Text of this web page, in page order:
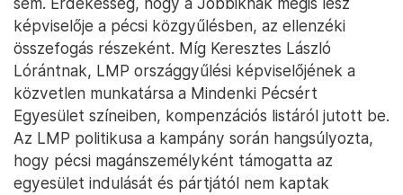
képviselője a pécsi közgyűlésben, az ellenzéki
összefogás részeként. Míg Keresztes László
Lórántnak, LMP országgyűlési képviselőjének a
közvetlen munkatársa a Mindenki Pécsért
Egyesület színeiben, kompenzációs listáról jutott be.
Az LMP politikusa a kampány során hangsúlyozta,
hogy pécsi magánszemélyként támogatta az
egyesület indulását és pártjától nem kaptak